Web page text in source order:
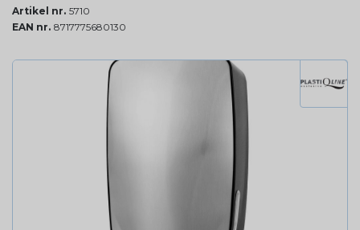
Artikel nr. 5710
EAN nr. 8717775680130